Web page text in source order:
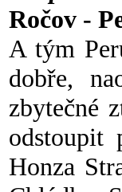
Ročov -
A tým
dobře,
zbytečné
odstoupit
Honza